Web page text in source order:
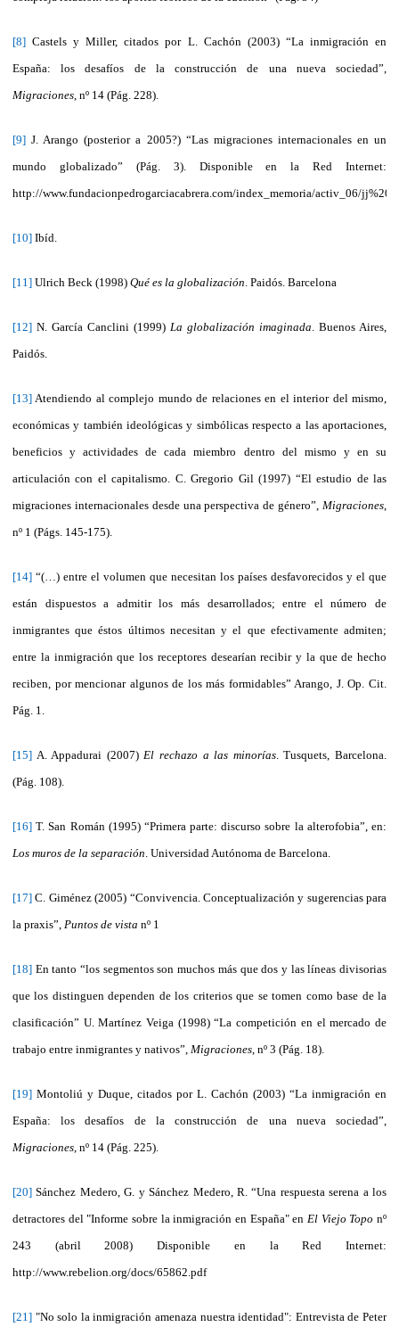
[8] Castels y Miller, citados por L. Cachón (2003) “La inmigración en
España: los desafíos de la construcción de una nueva sociedad”,
Migraciones , nº 14 (Pág. 228).
[9] J. Arango (posterior a 2005?) “Las migraciones internacionales en un
mundo globalizado” (Pág. 3). Disponible en la Red Internet:
http://www.fundacionpedrogarciacabrera.com/index_memoria/activ_06/
[10] Ibíd.
[11] Ulrich Beck (1998) Qué es la globalización . Paidós. Barcelona
[12] N. García Canclini (1999) La globalización imaginada . Buenos Aires,
Paidós.
[13] Atendiendo al complejo mundo de relaciones en el interior del mismo,
económicas y también ideológicas y simbólicas respecto a las aportaciones,
beneficios y actividades de cada miembro dentro del mismo y en su
articulación con el capitalismo.
C. Gregorio Gil (1997) “El estudio de las
migraciones internacionales desde una perspectiva de género”, Migraciones
nº 1 (Págs. 145-175).
[14] “(…) entre el volumen que necesitan los países desfavorecidos y el que
están dispuestos a admitir los más desarrollados; entre el número de
inmigrantes que éstos últimos necesitan y el que efectivamente admiten;
entre la inmigración que los receptores desearían recibir y la que de hecho
reciben, por mencionar algunos de los más formidables” Arango, J. Op. Cit.
Pág. 1.
[15] A. Appadurai (2007) El rechazo a las minorías. Tusquets, Barcelona.
(Pág. 108).
[16] T. San Román (1995) “Primera parte: discurso sobre la alterofobia”, en:
Los muros de la separación . Universidad Autónoma de Barcelona.
[17] C. Giménez (2005) “Convivencia. Conceptualización y sugerencias para
la praxis”, Puntos de vista nº 1
[18] En tanto “los segmentos son muchos más que dos y las líneas divisorias
que los distinguen dependen de los criterios que se tomen como base de la
clasificación” U. Martínez Veiga (1998) “La competición en el mercado de
trabajo entre inmigrantes y nativos”, Migraciones , nº 3 (Pág. 18).
[19] Montoliú y Duque, citados por L. Cachón (2003) “La inmigración en
España: los desafíos de la construcción de una nueva sociedad”,
Migraciones , nº 14 (Pág. 225).
[20] Sánchez Medero, G. y Sánchez Medero, R. “Una respuesta serena a los
detractores del "Informe sobre la inmigración en España" en El Viejo Topo nº
243 (abril 2008) Disponible en la Red Internet:
http://www.rebelion.org/docs/65862.pdf
[21] "No solo la inmigración amenaza nuestra identidad": Entrevista de Peter